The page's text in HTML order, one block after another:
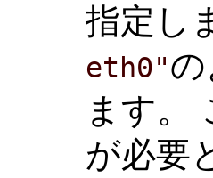
指定し
eth0"
ます。
が必要